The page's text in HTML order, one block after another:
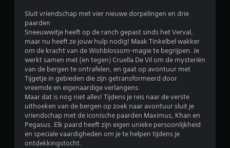
Sluit vriendschap met vier nieuwe dorpelingen en drie
paarden
Sneeuwwitje heeft op de ranch gepast sinds het Verval,
maar nu heeft ze jouw hulp nodig! Maak Tinkelbel wakker
om de kracht van de Wishblossom-magie te begrijpen. Je
werkt samen met (en tegen) Cruella De Vil om de mysteriën
van de bergen te ontrafelen, en gaat op avontuur met
Tijgetje in gebieden die zijn getransformeerd door
vreemde en eigenaardige verlangens.
Maar dat is nog niet alles! Tijdens je reis naar de verste
uithoeken van de bergen op zoek naar avontuur sluit je
vriendschap met de iconische paarden Maximus, Khan en
Pegasus. Elk paard heeft zijn eigen unieke persoonlijkheid
en speciale vaardigheden om je te helpen tijdens je
ontdekkingstocht.